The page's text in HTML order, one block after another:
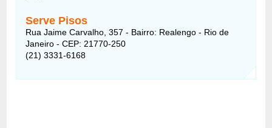
Serve Pisos
Rua Jaime Carvalho, 357 - Bairro: Realengo - Rio de
Janeiro - CEP: 21770-250
(21) 3331-6168